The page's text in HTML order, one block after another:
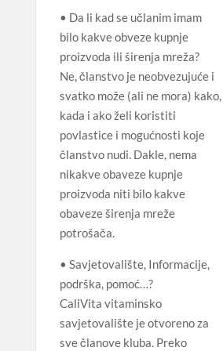
• Da li kad se učlanim imam
bilo kakve obveze kupnje
proizvoda ili širenja mreža?
Ne, članstvo je neobvezujuće i
svatko može (ali ne mora) kako,
kada i ako želi koristiti
povlastice i mogućnosti koje
članstvo nudi. Dakle, nema
nikakve obaveze kupnje
proizvoda niti bilo kakve
obaveze širenja mreže
potrošača.
• Savjetovalište, Informacije,
podrška, pomoć…?
CaliVita vitaminsko
savjetovalište je otvoreno za
sve članove kluba. Preko